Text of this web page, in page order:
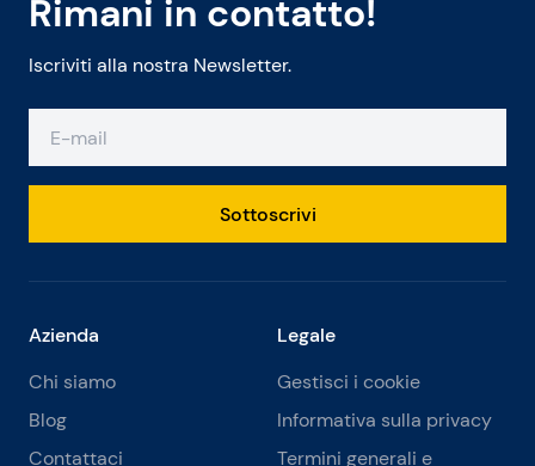
Rimani in contatto!
Iscriviti alla nostra Newsletter.
Sottoscrivi
Azienda
Chi siamo
Blog
Contattaci
Legale
Gestisci i cookie
Informativa sulla privacy
Termini generali e